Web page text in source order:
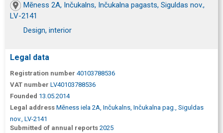
Mēness 2A, Inčukalns, Inčukalna pagasts, Siguldas nov.,
LV-2141
Design, interior
Legal data
Registration number 40103788536
VAT number LV40103788536
Founded 13.05.2014
Legal address Mēness iela 2A, Inčukalns, Inčukalna pag., Siguldas
nov., LV-2141
Submitted of annual reports 2025